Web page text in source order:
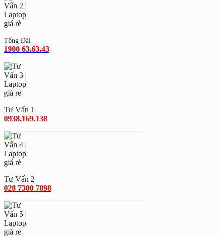
Tổng Đài
1900 63.63.43
Tư Vấn 1
0938.169.138
Tư Vấn 2
028 7300 7898